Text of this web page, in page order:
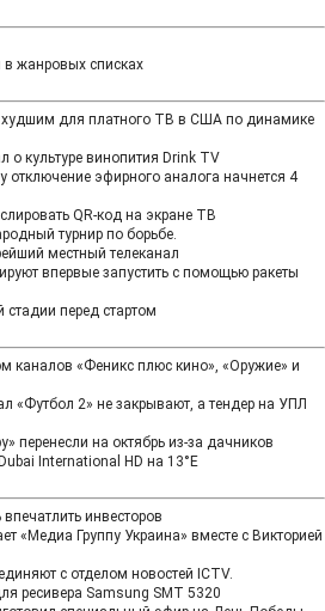
жанровых списках
худшим для платного ТВ в США по динамике
о культуре винопития Drink TV
отключение эфирного аналога начнется 4
QR-код на экране ТВ
турнир по борьбе.
местный телеканал
впервые запустить с помощью ракеты
перед стартом
каналов «Феникс плюс кино», «Оружие» и
«Футбол 2» не закрывают, а тендер на УПЛ
перенесли на октябрь из-за дачников
International HD на 13°E
инвесторов
«Медиа Группу Украина» вместе с Викторией
с отделом новостей ICTV.
ресивера Samsung SMT 5320